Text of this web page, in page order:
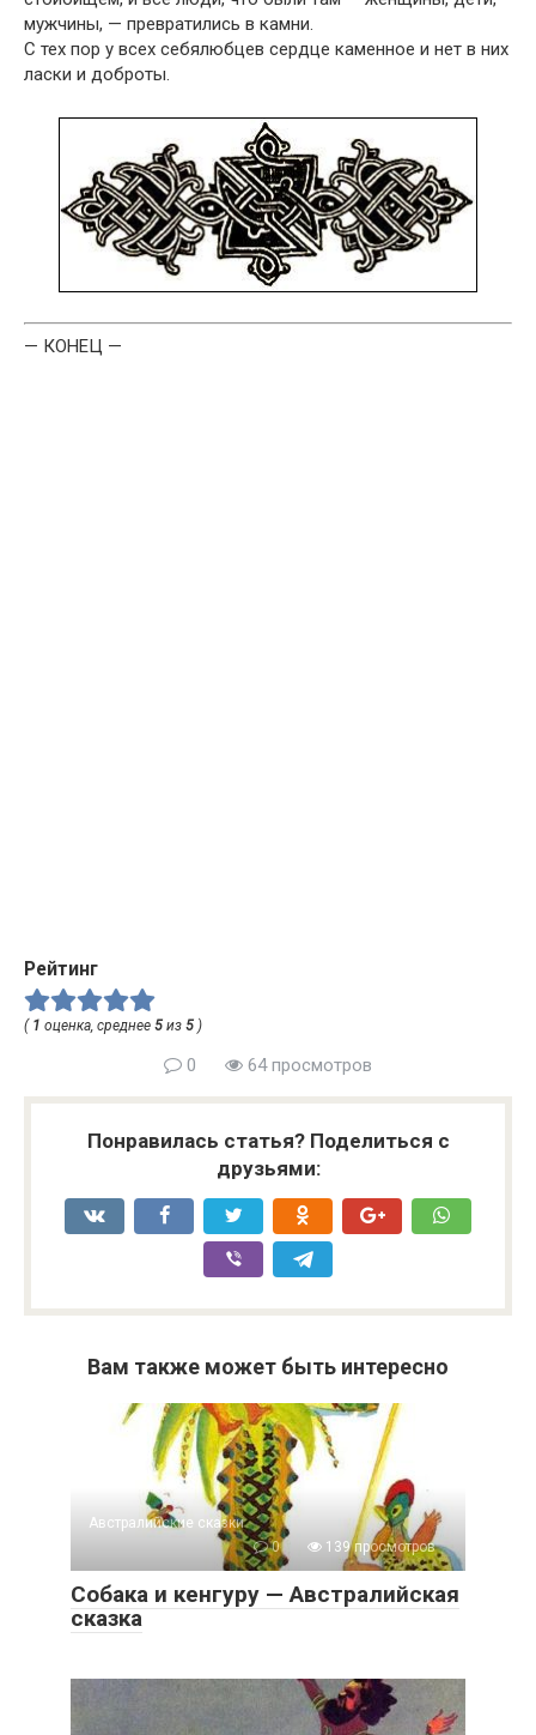
мужчины, — превратились в камни.
С тех пор у всех себялюбцев сердце каменное и нет в них
ласки и доброты.
— КОНЕЦ —
Рейтинг
( 1 оценка, среднее 5 из 5 )
0 64 просмотров
Понравилась статья? Поделиться с
друзьями:
Вам также может быть интересно
Австралийские сказки
0
139 просмотров
Собака и кенгуру — Австралийская
сказка